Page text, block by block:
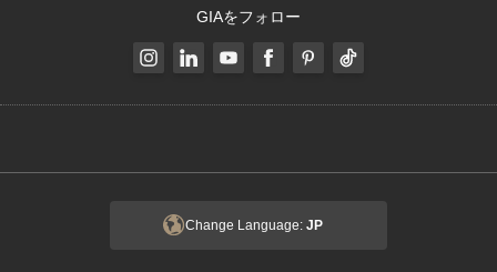
GIAをフォロー
Change Language: JP